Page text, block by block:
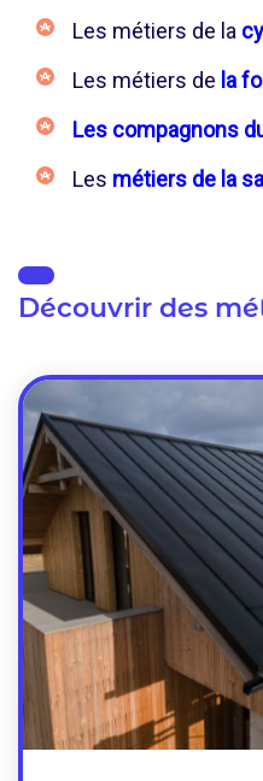
Les métiers de la
Les métiers de la
Les compagnons
Les métiers de la
Découvrir des